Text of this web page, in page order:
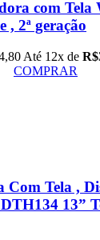
com Tela
, 2ª geração
Até 12x de
COMPRAR
Com Tela ,
13”